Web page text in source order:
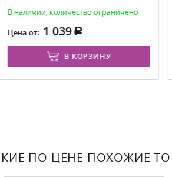
количество ограничено
1 039
В КОРЗИНУ
Цена
ПО ЦЕНЕ ПОХОЖИЕ